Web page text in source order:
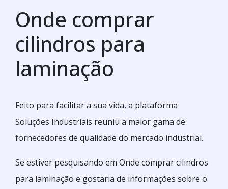
Onde comprar
cilindros para
laminação
Feito para facilitar a sua vida, a plataforma
Soluções Industriais reuniu a maior gama de
fornecedores de qualidade do mercado industrial.
Se estiver pesquisando em Onde comprar cilindros
para laminação e gostaria de informações sobre o